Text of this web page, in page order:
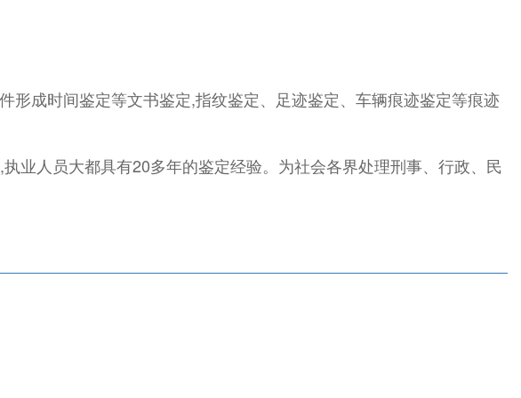
成时间鉴定等文书鉴定,指纹鉴定、足迹鉴定、车辆痕迹鉴定等痕迹
业人员大都具有20多年的鉴定经验。为社会各界处理刑事、行政、民